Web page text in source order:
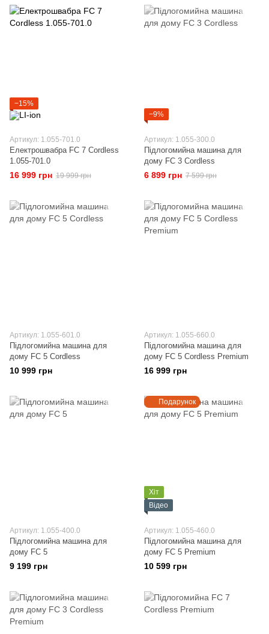
−15%
Артикул: 1.055-701.0
Електрошвабра FC 7 Cordless
1.055-701.0
16 999 грн 19 999 грн
−9%
Артикул: 1.055-300.0
Підлогомийна машина для
дому FC 3 Cordless
6 899 грн 7 599 грн
Артикул: 1.055-601.0
Підлогомийна машина для
дому FC 5 Cordless
10 999 грн
Артикул: 1.055-660.0
Підлогомийна машина для
дому FC 5 Cordless Premium
16 999 грн
Артикул: 1.055-400.0
Підлогомийна машина для
дому FC 5
9 199 грн
Подарунок
Хіт
Відео
Артикул: 1.055-460.0
Підлогомийна машина для
дому FC 5 Premium
10 599 грн